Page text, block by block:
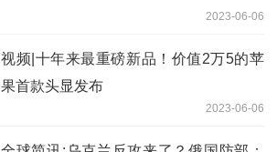
2023-06-06
视频|十年来最重磅新品！价值2万5的苹
果首款头显发布
2023-06-06